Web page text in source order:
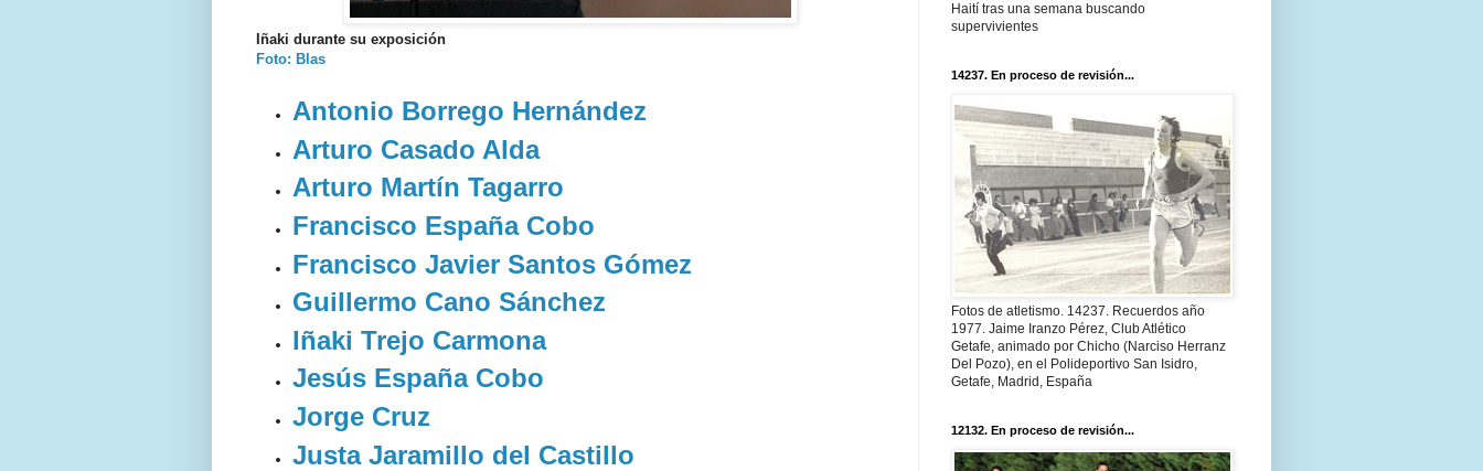
Iñaki durante su exposición
Foto: Blas
Antonio Borrego Hernández
Arturo Casado Alda
Arturo Martín Tagarro
Francisco España Cobo
Francisco Javier Santos Gómez
Guillermo Cano Sánchez
Iñaki Trejo Carmona
Jesús España Cobo
Jorge Cruz
Justa Jaramillo del Castillo
Haití tras una semana buscando
supervivientes
14237. En proceso de revisión...
Fotos de atletismo. 14237. Recuerdos año
1977. Jaime Iranzo Pérez, Club Atlético
Getafe, animado por Chicho (Narciso Herranz
Del Pozo), en el Polideportivo San Isidro,
Getafe, Madrid, España
12132. En proceso de revisión...